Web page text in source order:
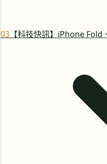
03 【科技快訊】iPhone Fold